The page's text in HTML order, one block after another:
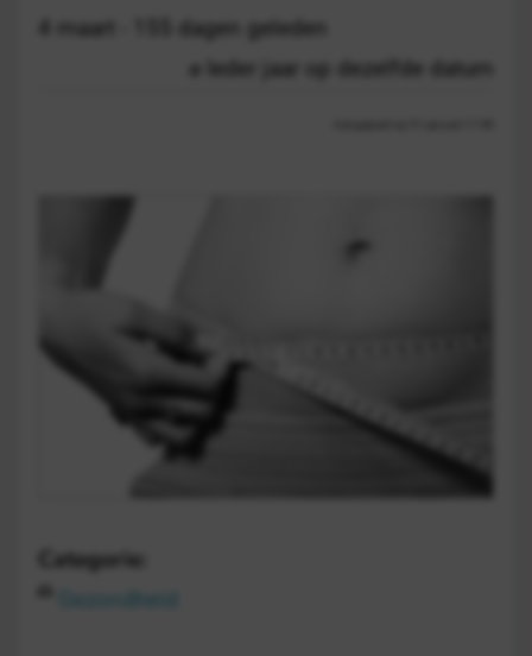
4 maart - 155 dagen geleden
Ieder jaar op dezelfde datum
Categorie: